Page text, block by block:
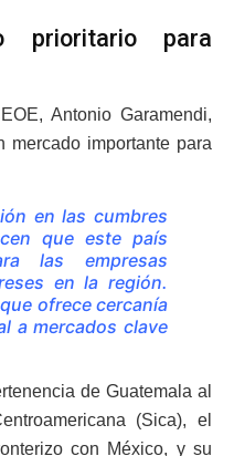
prioritario para
Antonio Garamendi,
mercado importante para
en las cumbres
que este país
las empresas
en la región.
ofrece cercanía
a mercados clave
de Guatemala al
(Sica), el
con México, y su